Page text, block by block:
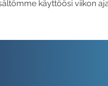
käyttöösi viikon